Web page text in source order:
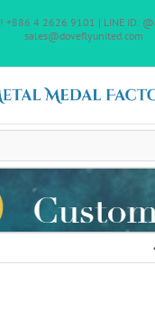
+886 4 2626 9101 | LINE ID:
sales@doveflyunited.com